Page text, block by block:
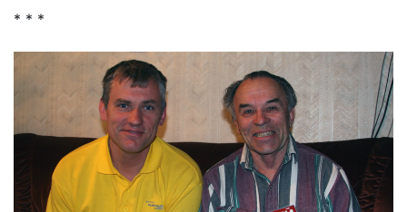
* * *